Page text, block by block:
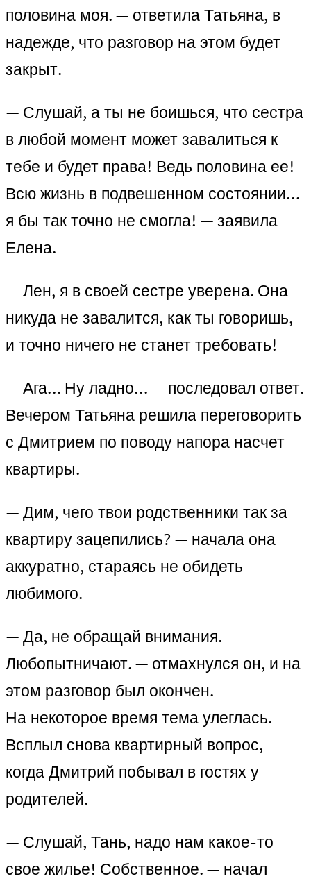
половина моя. — ответила Татьяна, в
надежде, что разговор на этом будет
закрыт.
— Слушай, а ты не боишься, что сестра
в любой момент может завалиться к
тебе и будет права! Ведь половина ее!
Всю жизнь в подвешенном состоянии…
я бы так точно не смогла! — заявила
Елена.
— Лен, я в своей сестре уверена. Она
никуда не завалится, как ты говоришь,
и точно ничего не станет требовать!
— Ага… Ну ладно… — последовал ответ.
Вечером Татьяна решила переговорить
с Дмитрием по поводу напора насчет
квартиры.
— Дим, чего твои родственники так за
квартиру зацепились? — начала она
аккуратно, стараясь не обидеть
любимого.
— Да, не обращай внимания.
Любопытничают. — отмахнулся он, и на
этом разговор был окончен.
На некоторое время тема улеглась.
Всплыл снова квартирный вопрос,
когда Дмитрий побывал в гостях у
родителей.
— Слушай, Тань, надо нам какое-то
свое жилье! Собственное. — начал